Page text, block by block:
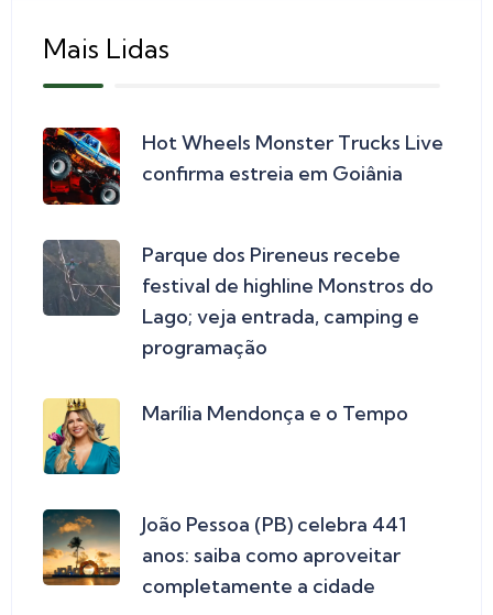
Mais Lidas
Hot Wheels Monster Trucks Live
confirma estreia em Goiânia
Parque dos Pireneus recebe
festival de highline Monstros do
Lago; veja entrada, camping e
programação
Marília Mendonça e o Tempo
João Pessoa (PB) celebra 441
anos: saiba como aproveitar
completamente a cidade